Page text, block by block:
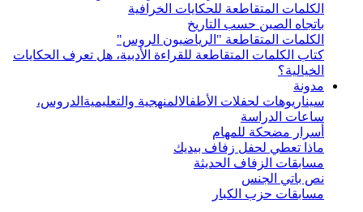
الكلمات المتقاطعة للحكايات الخرافية
باتجاه الصين حسب التاريخ
الكلمات المتقاطعة "الرياضيون الروس"
كتاب الكلمات المتقاطعة للقراءة الأدبية، هل تعرف الحكايات
الخيالية؟
مدونة
سيناريوهات لحفلات الأطفالالمنهجية والتعليمية الدروس،
ساعات الدراسة
أسرار مضحكة للمهام
ماذا تعطي لحفل زفاف بيديك
مسابقات الزفاف الحديثة
نص باتي الجنس
مسابقات حزب الكبار